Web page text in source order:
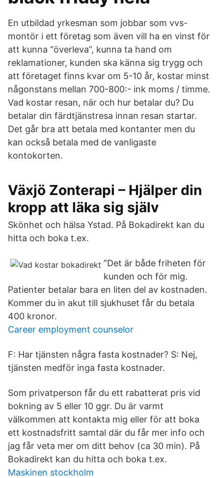
En utbildad yrkesman som jobbar som vvs-
montör i ett företag som även vill ha en vinst för
att kunna “överleva”, kunna ta hand om
reklamationer, kunden ska känna sig trygg och
att företaget finns kvar om 5-10 år, kostar minst
någonstans mellan 700-800:- ink moms / timme.
Vad kostar resan, när och hur betalar du? Du
betalar din färdtjänstresa innan resan startar.
Det går bra att betala med kontanter men du
kan också betala med de vanligaste
kontokorten.
Växjö Zonterapi – Hjälper din
kropp att läka sig själv
Skönhet och hälsa Ystad. På Bokadirekt kan du
hitta och boka t.ex.
”Det är både friheten för
kunden och för mig.
Patienter betalar bara en liten del av kostnaden.
Kommer du in akut till sjukhuset får du betala
400 kronor.
Career employment counselor
F: Har tjänsten några fasta kostnader? S: Nej,
tjänsten medför inga fasta kostnader.
Som privatperson får du ett rabatterat pris vid
bokning av 5 eller 10 ggr. Du är varmt
välkommen att kontakta mig eller för att boka
ett kostnadsfritt samtal där du får mer info och
jag får veta mer om ditt behov (ca 30 min). På
Bokadirekt kan du hitta och boka t.ex.
Maskinen stockholm